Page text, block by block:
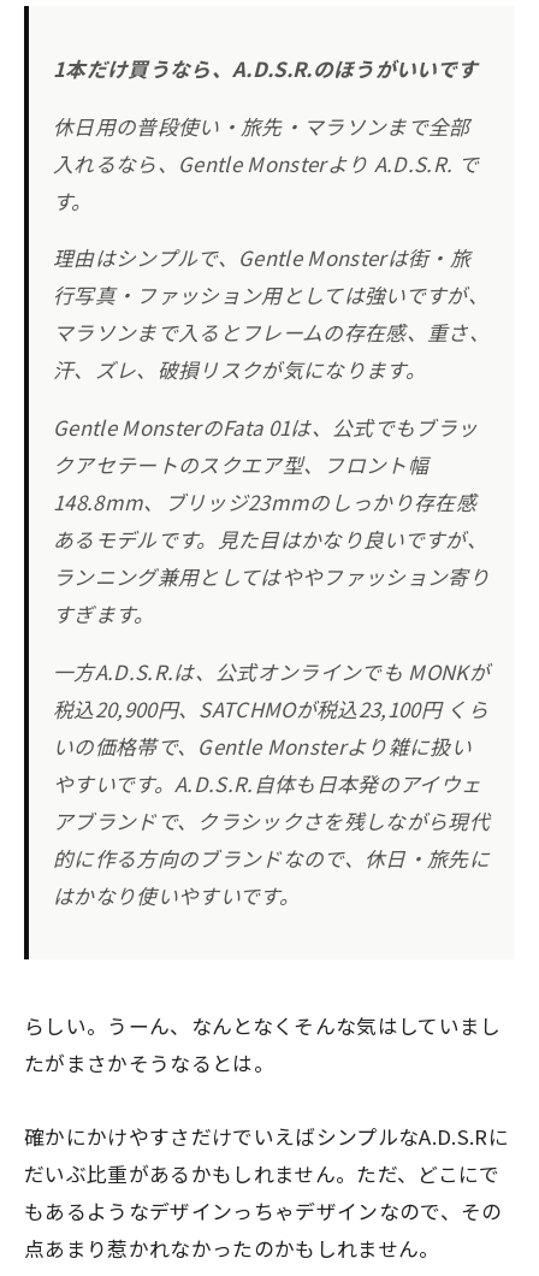
1本だけ買うなら、A.D.S.R.のほうがいいです
休日用の普段使い・旅先・マラソンまで全部
入れるなら、Gentle Monsterより A.D.S.R. で
す。
理由はシンプルで、Gentle Monsterは街・旅
行写真・ファッション用としては強いですが、
マラソンまで入るとフレームの存在感、重さ、
汗、ズレ、破損リスクが気になります。
Gentle MonsterのFata 01は、公式でもブラッ
クアセテートのスクエア型、フロント幅
148.8mm、ブリッジ23mmのしっかり存在感
あるモデルです。見た目はかなり良いですが、
ランニング兼用としてはややファッション寄り
すぎます。
一方A.D.S.R.は、公式オンラインでも MONKが
税込20,900円、SATCHMOが税込23,100円 くら
いの価格帯で、Gentle Monsterより雑に扱い
やすいです。A.D.S.R.自体も日本発のアイウェ
アブランドで、クラシックさを残しながら現代
的に作る方向のブランドなので、休日・旅先に
はかなり使いやすいです。
らしい。うーん、なんとなくそんな気はしていまし
たがまさかそうなるとは。
確かにかけやすさだけでいえばシンプルなA.D.S.Rに
だいぶ比重があるかもしれません。ただ、どこにで
もあるようなデザインっちゃデザインなので、その
点あまり惹かれなかったのかもしれません。